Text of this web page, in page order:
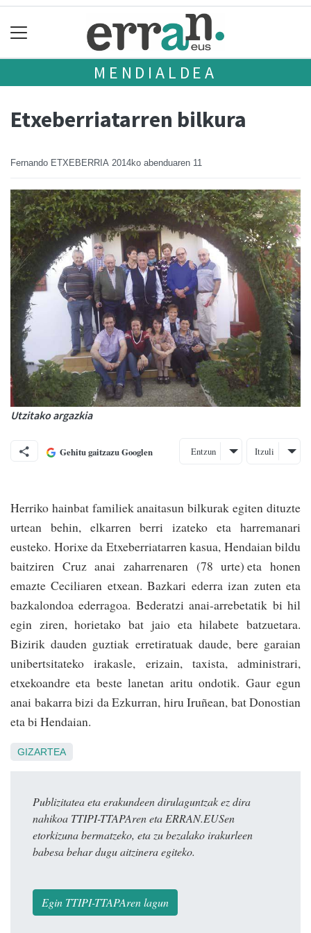
MENDIALDEA
Etxeberriatarren bilkura
Fernando ETXEBERRIA 2014ko abenduaren 11
Utzitako argazkia
Gehitu gaitzazu Googlen Entzun Itzuli
Herriko hainbat familiek anaitasun bilkurak egiten dituzte
urtean behin, elka­rren berri izateko eta harremanari
eusteko. Horixe da Etxeberriatarren kasua, Hendaian bildu
baitziren Cruz anai zaharrenaren (78 urte) eta honen
emazte Ceciliaren etxean. Bazkari ederra izan zuten eta
bazkalondoa ederragoa. Bederatzi anai-arrebetatik bi hil
egin ziren, horietako bat jaio eta hilabete batzuetara.
Bizirik dauden guztiak erretiratuak daude, bere garaian
unibertsitateko irakasle, erizain, taxista, administrari,
etxekoandre eta beste lanetan aritu ondotik. Gaur egun
anai bakarra bizi da Ezkurran, hiru Iruñean, bat Donostian
eta bi Hendaian.
GIZARTEA
Publizitatea eta erakundeen dirulaguntzak ez dira
nahikoa TTIPI-TTAPAren eta ERRAN.EUSen
etorkizuna bermatzeko, eta zu bezalako irakurleen
babesa behar dugu aitzinera egiteko.
Egin TTIPI-TTAPAren lagun